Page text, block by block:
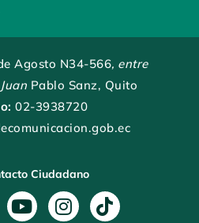
Agosto N34-566, entre
Pablo Sanz, Quito
02-3938720
Ciudadano
Y
I
T